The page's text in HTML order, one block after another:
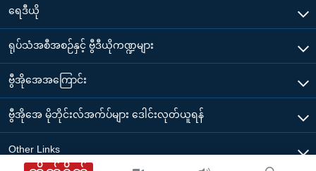
ရေဒီယို
ရုပ်သံအစီအစဉ်နှင့် ဗွီဒီယိုကဏ္ဍများ
ဗွီအိုအေအကြောင်း
ဗွီအိုအေ မိုဘိုင်းလ်အက်ပ်များ ဒေါင်းလုတ်ယူရန်
Other Links